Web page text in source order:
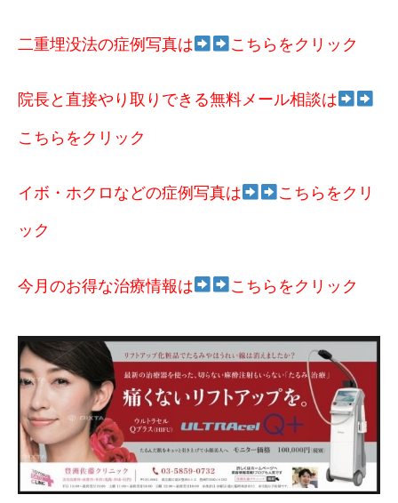
二重埋没法の症例写真は こちらをクリック
院長と直接やり取りできる無料メール相談は
こちらをクリック
イボ・ホクロなどの症例写真は こちらをクリ
ック
今月のお得な治療情報は こちらをクリック